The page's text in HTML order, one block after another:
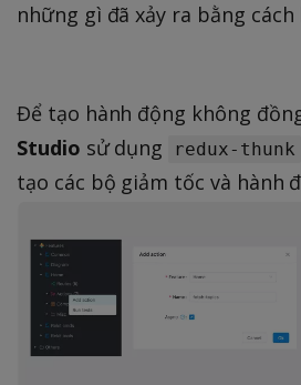
những gì đã xảy ra bằng
Để tạo hành động không
Studio sử dụng redux-thunk
tạo các bộ giảm tốc và hành